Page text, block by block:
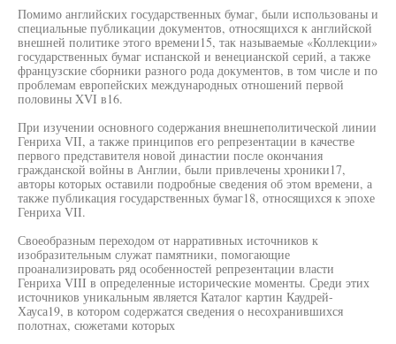
Помимо английских государственных бумаг, были использованы и
специальные публикации документов, относящихся к английской
внешней политике этого времени15, так называемые «Коллекции»
государственных бумаг испанской и венецианской серий, а также
французские сборники разного рода документов, в том числе и по
проблемам европейских международных отношений первой
половины XVI в16.
При изучении основного содержания внешнеполитической линии
Генриха VII, а также принципов его репрезентации в качестве
первого представителя новой династии после окончания
гражданской войны в Англии, были привлечены хроники17,
авторы которых оставили подробные сведения об этом времени, а
также публикация государственных бумаг18, относящихся к эпохе
Генриха VII.
Своеобразным переходом от нарративных источников к
изобразительным служат памятники, помогающие
проанализировать ряд особенностей репрезентации власти
Генриха VIII в определенные исторические моменты. Среди этих
источников уникальным является Каталог картин Каудрей-
Хауса19, в котором содержатся сведения о несохранившихся
полотнах, сюжетами которых